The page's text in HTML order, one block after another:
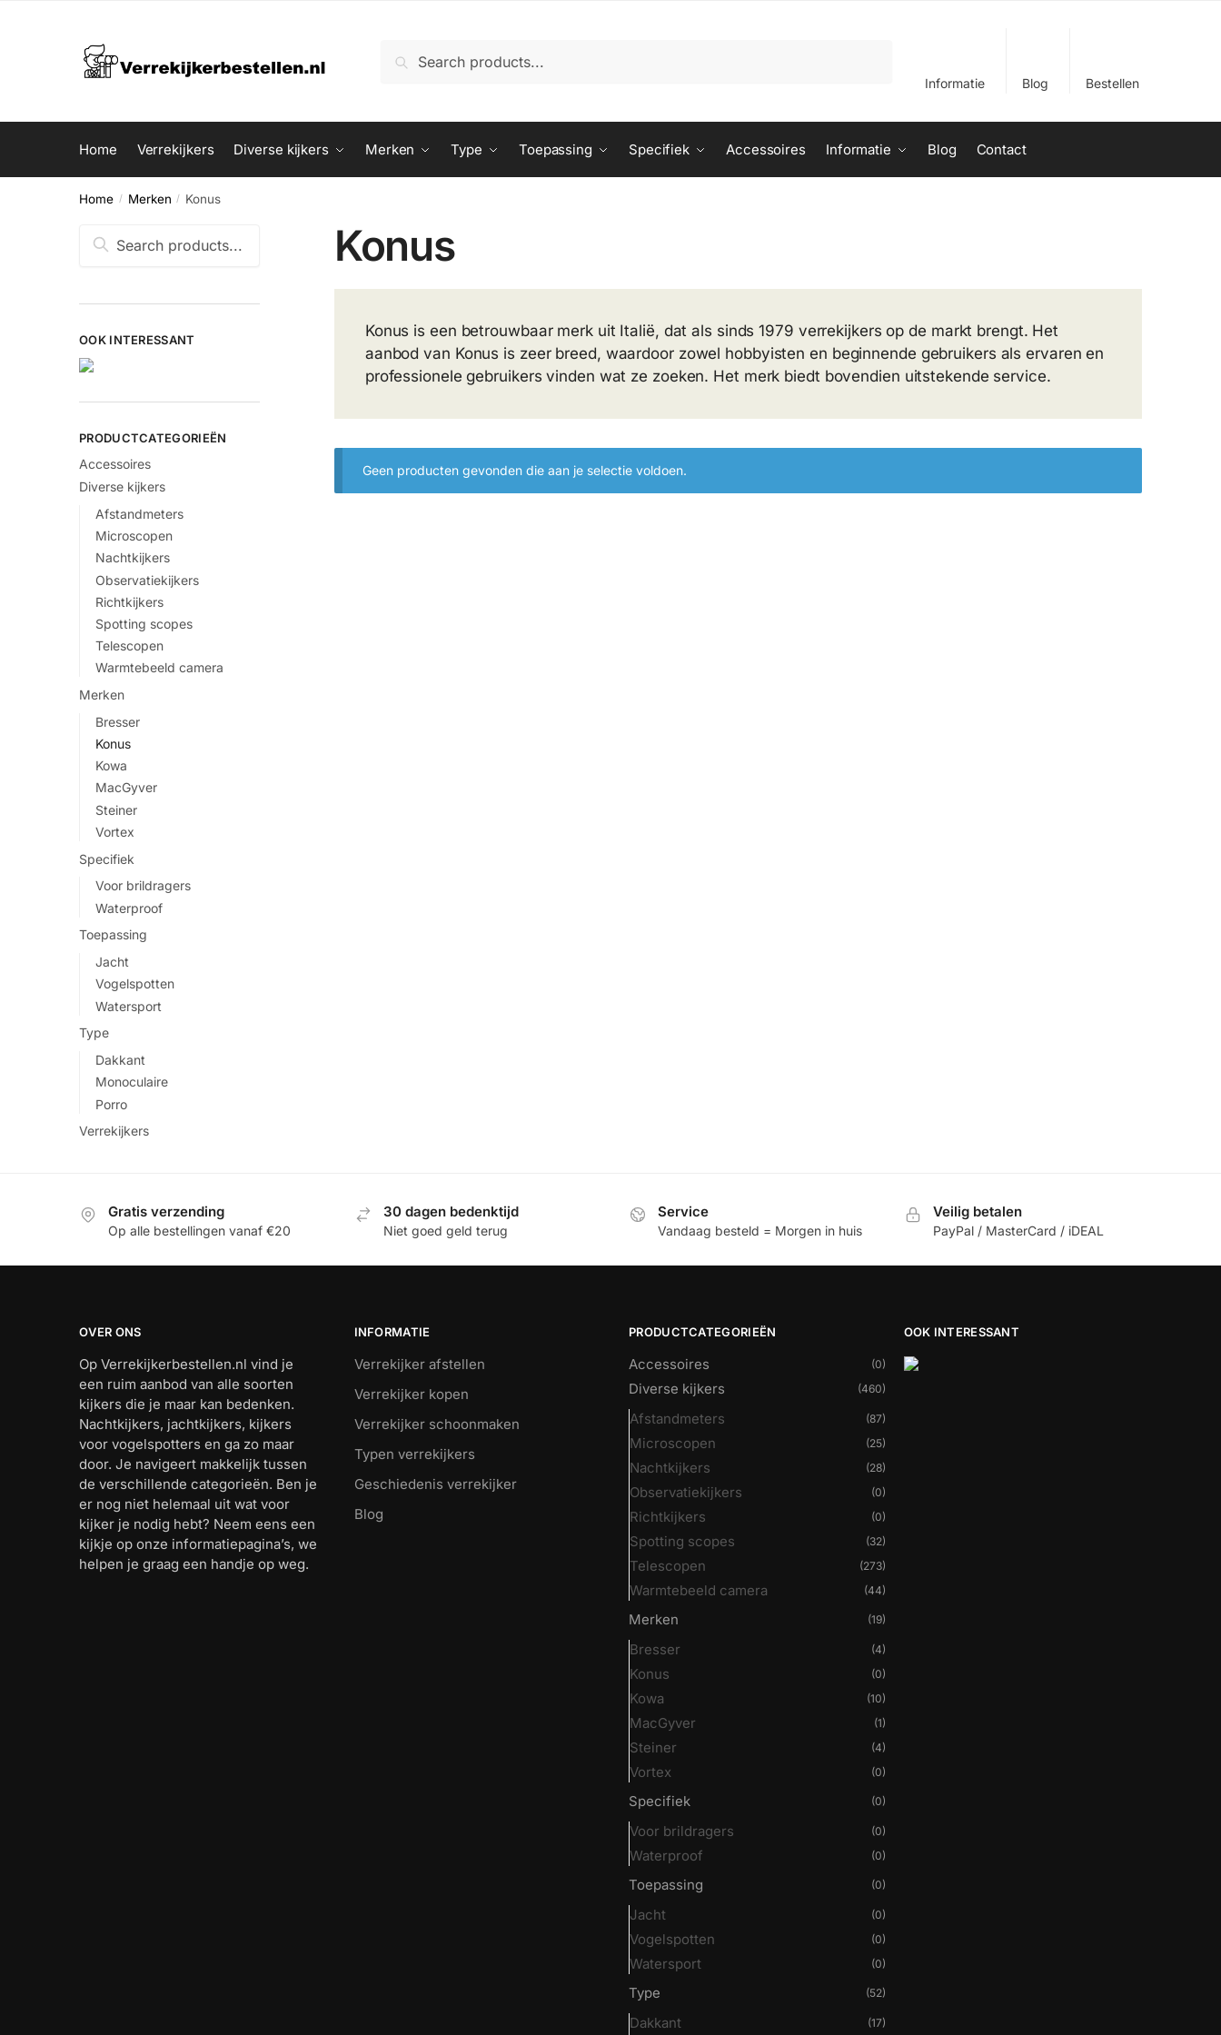
naar:
Informatie Blog Bestellen
Home Verrekijkers Diverse kijkers Merken Type Toepassing Specifiek Accessoires Informatie Blog Contact
Home / Merken / Konus
Konus
Konus is een betrouwbaar merk uit Italië, dat als sinds 1979 verrekijkers op de markt brengt. Het
aanbod van Konus is zeer breed, waardoor zowel hobbyisten en beginnende gebruikers als ervaren en
professionele gebruikers vinden wat ze zoeken. Het merk biedt bovendien uitstekende service.
Geen producten gevonden die aan je selectie voldoen.
Zoeken
naar:
OOK INTERESSANT
PRODUCTCATEGORIEËN
Accessoires
Diverse kijkers
Afstandmeters
Microscopen
Nachtkijkers
Observatiekijkers
Richtkijkers
Spotting scopes
Telescopen
Warmtebeeld camera
Merken
Bresser
Konus
Kowa
MacGyver
Steiner
Vortex
Specifiek
Voor brildragers
Waterproof
Toepassing
Jacht
Vogelspotten
Watersport
Type
Dakkant
Monoculaire
Porro
Verrekijkers
Gratis verzending
Op alle bestellingen vanaf €20
30 dagen bedenktijd
Niet goed geld terug
Service
Vandaag besteld = Morgen in huis
Veilig betalen
PayPal / MasterCard / iDEAL
OVER ONS
Op Verrekijkerbestellen.nl vind je
een ruim aanbod van alle soorten
kijkers die je maar kan bedenken.
Nachtkijkers, jachtkijkers, kijkers
voor vogelspotters en ga zo maar
door. Je navigeert makkelijk tussen
de verschillende categorieën. Ben je
er nog niet helemaal uit wat voor
kijker je nodig hebt? Neem eens een
kijkje op onze informatiepagina’s, we
helpen je graag een handje op weg.
INFORMATIE
Verrekijker afstellen
Verrekijker kopen
Verrekijker schoonmaken
Typen verrekijkers
Geschiedenis verrekijker
Blog
PRODUCTCATEGORIEËN
Accessoires (0)
Diverse kijkers (460)
Afstandmeters (87)
Microscopen (25)
Nachtkijkers (28)
Observatiekijkers (0)
Richtkijkers (0)
Spotting scopes (32)
Telescopen (273)
Warmtebeeld camera (44)
Merken (19)
Bresser (4)
Konus (0)
Kowa (10)
MacGyver (1)
Steiner (4)
Vortex (0)
Specifiek (0)
Voor brildragers (0)
Waterproof (0)
Toepassing (0)
Jacht (0)
Vogelspotten (0)
Watersport (0)
Type (52)
Dakkant (17)
OOK INTERESSANT